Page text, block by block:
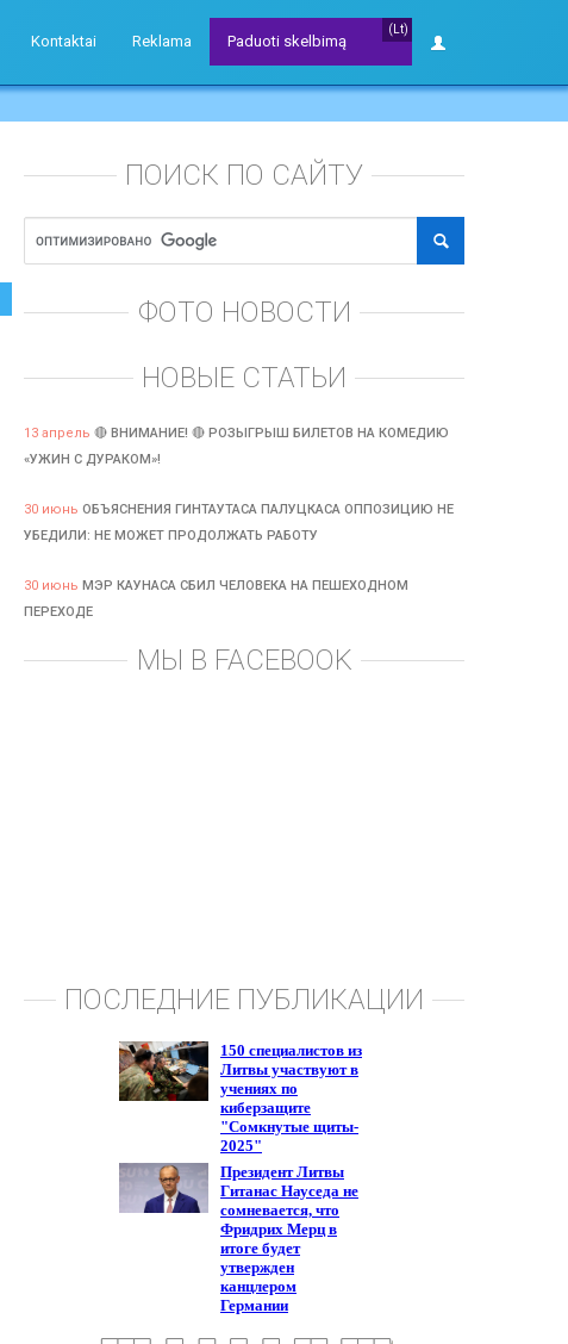
Kontaktai Reklama
(Lt)
Paduoti skelbimą
ПОИСК ПО САЙТУ
ФОТО НОВОСТИ
НОВЫЕ СТАТЬИ
13 апрель 🔴 ВНИМАНИЕ! 🔴 РОЗЫГРЫШ БИЛЕТОВ НА КОМЕДИЮ
«УЖИН С ДУРАКОМ»!
30 июнь ОБЪЯСНЕНИЯ ГИНТАУТАСА ПАЛУЦКАСА ОППОЗИЦИЮ НЕ
УБЕДИЛИ: НЕ МОЖЕТ ПРОДОЛЖАТЬ РАБОТУ
30 июнь МЭР КАУНАСА СБИЛ ЧЕЛОВЕКА НА ПЕШЕХОДНОМ
ПЕРЕХОДЕ
МЫ В FACEBOOK
ПОСЛЕДНИЕ ПУБЛИКАЦИИ